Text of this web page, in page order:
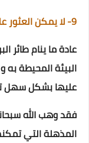
9- لا يمكن العثور على طائر البوم بسهولة
عادة ما ينام طائر
البيئة المحيطة به
عليها بشكل سهل
فقد وهب الله
المذهلة التي